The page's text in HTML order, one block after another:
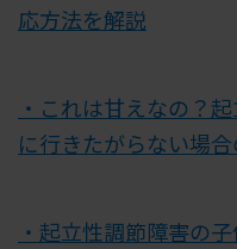
応方法を解説
・これは甘えなの？
に行きたがらない場
・起立性調節障害の